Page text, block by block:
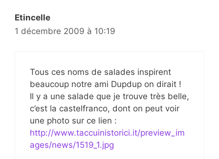
Etincelle
1 décembre 2009 à 10:19
Tous ces noms de salades inspirent
beaucoup notre ami Dupdup on dirait !
Il y a une salade que je trouve très belle,
c’est la castelfranco, dont on peut voir
une photo sur ce lien :
http://www.taccuinistorici.it/preview_im
ages/news/1519_1.jpg